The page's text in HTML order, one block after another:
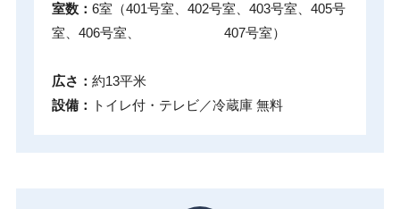
室数： 6室（401号室、402号室、403号室、405号
室、406号室、 407号室）
広さ： 約13平米
設備：
トイレ付・テレビ／冷蔵庫 無料